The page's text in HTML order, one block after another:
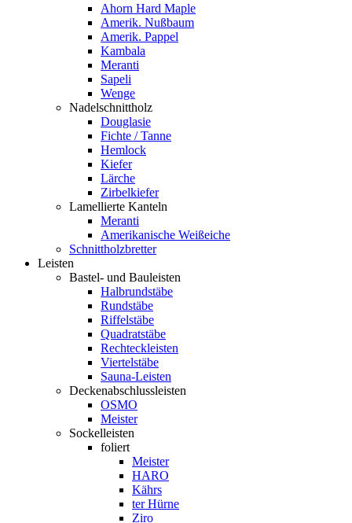
Ahorn Hard Maple
Amerik. Nußbaum
Amerik. Pappel
Kambala
Meranti
Sapeli
Wenge
Nadelschnittholz
Douglasie
Fichte / Tanne
Hemlock
Kiefer
Lärche
Zirbelkiefer
Lamellierte Kanteln
Meranti
Amerikanische Weißeiche
Schnittholzbretter
Leisten
Bastel- und Bauleisten
Halbrundstäbe
Rundstäbe
Riffelstäbe
Quadratstäbe
Rechteckleisten
Viertelstäbe
Sauna-Leisten
Deckenabschlussleisten
OSMO
Meister
Sockelleisten
foliert
Meister
HARO
Kährs
ter Hürne
Ziro